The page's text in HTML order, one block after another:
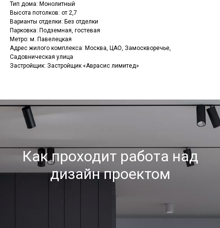
Тип дома: Монолитный
Высота потолков: от 2,7
Варианты отделки: Без отделки
Парковка: Подземная, гостевая
Метро: м. Павелецкая
Адрес жилого комплекса: Москва, ЦАО, Замоскворечье,
Садовническая улица
Застройщик: Застройщик «Аврасис лимитед»
Как проходит работа над
дизайн проектом